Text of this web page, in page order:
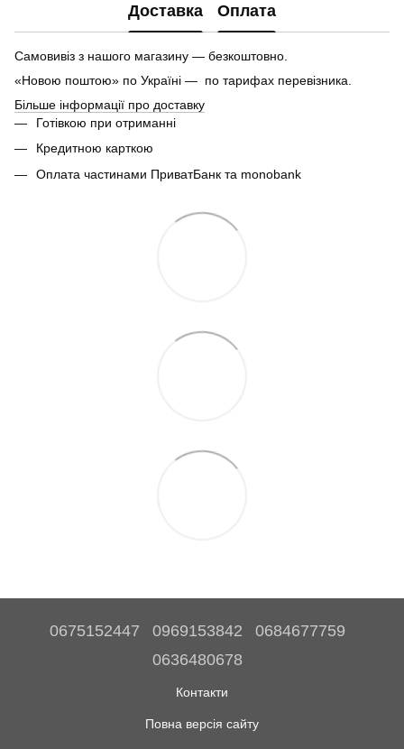
Доставка Оплата
Самовивіз з нашого магазину — безкоштовно.
«Новою поштою» по Україні — по тарифах перевізника.
Більше інформації про доставку
Готівкою при отриманні
Кредитною карткою
Оплата частинами ПриватБанк та monobank
0675152447 0969153842
0684677759
0636480678
Контакти
Повна версія сайту